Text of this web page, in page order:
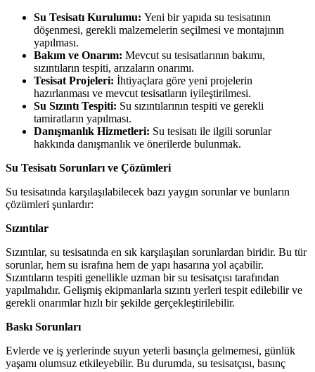
Su Tesisatı Kurulumu: Yeni bir yapıda su tesisatının
döşenmesi, gerekli malzemelerin seçilmesi ve montajının
yapılması.
Bakım ve Onarım: Mevcut su tesisatlarının bakımı,
sızıntıların tespiti, arızaların onarımı.
Tesisat Projeleri: İhtiyaçlara göre yeni projelerin
hazırlanması ve mevcut tesisatların iyileştirilmesi.
Su Sızıntı Tespiti: Su sızıntılarının tespiti ve gerekli
tamiratların yapılması.
Danışmanlık Hizmetleri: Su tesisatı ile ilgili sorunlar
hakkında danışmanlık ve önerilerde bulunmak.
Su Tesisatı Sorunları ve Çözümleri
Su tesisatında karşılaşılabilecek bazı yaygın sorunlar ve bunların
çözümleri şunlardır:
Sızıntılar
Sızıntılar, su tesisatında en sık karşılaşılan sorunlardan biridir. Bu tür
sorunlar, hem su israfına hem de yapı hasarına yol açabilir.
Sızıntıların tespiti genellikle uzman bir su tesisatçısı tarafından
yapılmalıdır. Gelişmiş ekipmanlarla sızıntı yerleri tespit edilebilir ve
gerekli onarımlar hızlı bir şekilde gerçekleştirilebilir.
Baskı Sorunları
Evlerde ve iş yerlerinde suyun yeterli basınçla gelmemesi, günlük
yaşamı olumsuz etkileyebilir. Bu durumda, su tesisatçısı, basınç